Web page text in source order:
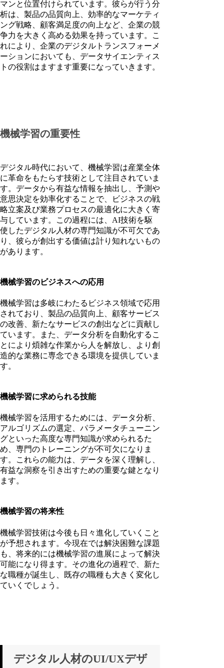
マンと位置付けられています。彼らが行う分
析は、製品の品質向上、効率的なマーケティ
ング戦略、顧客満足度の向上など、企業の競
争力を大きく高める効果を持っています。こ
れにより、企業のデジタルトランスフォーメ
ーションにおいても、データサイエンティス
トの役割はますます重要になっていきます。
機械学習の重要性
デジタル時代において、機械学習は産業全体
に革命をもたらす技術として注目されていま
す。データから有益な情報を抽出し、予測や
意思決定を効率化することで、ビジネスの戦
略立案及び業務プロセスの最適化に大きく寄
与しています。この過程には、AI技術を駆
使したデジタル人材の専門知識が不可欠であ
り、彼らが創出する価値は計り知れないもの
があります。
機械学習のビジネスへの応用
機械学習は多岐にわたるビジネス領域で応用
されており、製品の品質向上、顧客サービス
の改善、新たなサービスの創出などに貢献し
ています。また、データ分析を自動化するこ
とにより煩雑な作業から人を解放し、より創
造的な業務に専念できる環境を提供していま
す。
機械学習に求められる技能
機械学習を活用するためには、データ分析、
アルゴリズムの選定、パラメータチューニン
グといった高度な専門知識が求められるた
め、専門のトレーニングが不可欠になりま
す。これらの能力は、データを深く理解し、
有益な洞察を引き出すための重要な鍵となり
ます。
機械学習の将来性
機械学習技術は今後も日々進化していくこと
が予想されます。今現在では解決困難な課題
も、将来的には機械学習の進展によって解決
可能になり得ます。その進化の過程で、新た
な職種が誕生し、既存の職種も大きく変化し
ていくでしょう。
デジタル人材のUI/UXデザ